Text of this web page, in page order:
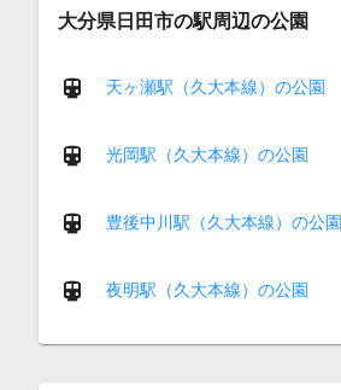
大分県日田市の駅周辺の公園
天ヶ瀬駅（久大本線）の公園
光岡駅（久大本線）の公園
豊後中川駅（久大本線）の公園
夜明駅（久大本線）の公園